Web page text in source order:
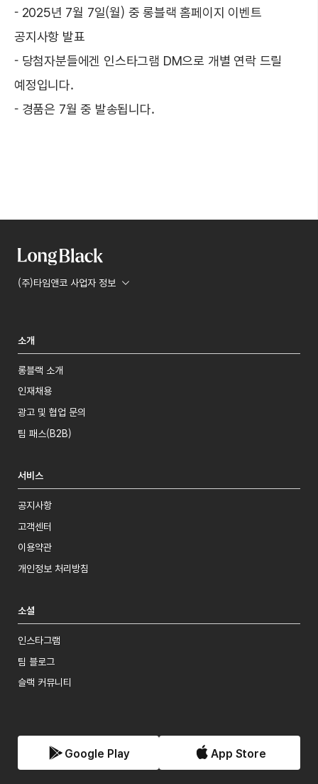
- 2025년 7월 7일(월) 중 롱블랙 홈페이지 이벤트
공지사항 발표
- 당첨자분들에겐 인스타그램 DM으로 개별 연락 드릴
예정입니다.
- 경품은 7월 중 발송됩니다.
(주)타임앤코 사업자 정보
소개
롱블랙 소개
인재채용
광고 및 협업 문의
팀 패스(B2B)
서비스
공지사항
고객센터
이용약관
개인정보 처리방침
소셜
인스타그램
팀 블로그
슬랙 커뮤니티
Google Play App Store